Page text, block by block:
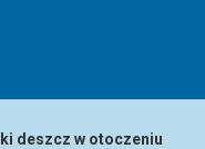
deszcz w otoczeniu